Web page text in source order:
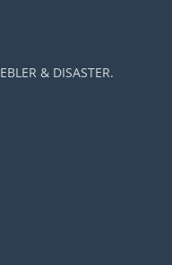
& DISASTER.